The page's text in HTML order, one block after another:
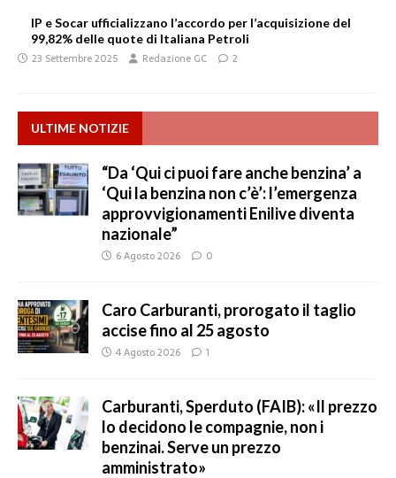
IP e Socar ufficializzano l’accordo per l’acquisizione del
99,82% delle quote di Italiana Petroli
23 Settembre 2025 Redazione GC 2
ULTIME NOTIZIE
“Da ‘Qui ci puoi fare anche benzina’ a
‘Qui la benzina non c’è’: l’emergenza
approvvigionamenti Enilive diventa
nazionale”
6 Agosto 2026 0
Caro Carburanti, prorogato il taglio
accise fino al 25 agosto
4 Agosto 2026 1
Carburanti, Sperduto (FAIB): «Il prezzo
lo decidono le compagnie, non i
benzinai. Serve un prezzo
amministrato»